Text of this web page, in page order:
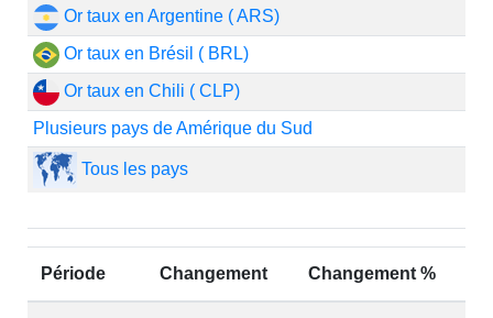
Or taux en Argentine ( ARS)
Or taux en Brésil ( BRL)
Or taux en Chili ( CLP)
Plusieurs pays de Amérique du Sud
Tous les pays
Période Changement Changement %